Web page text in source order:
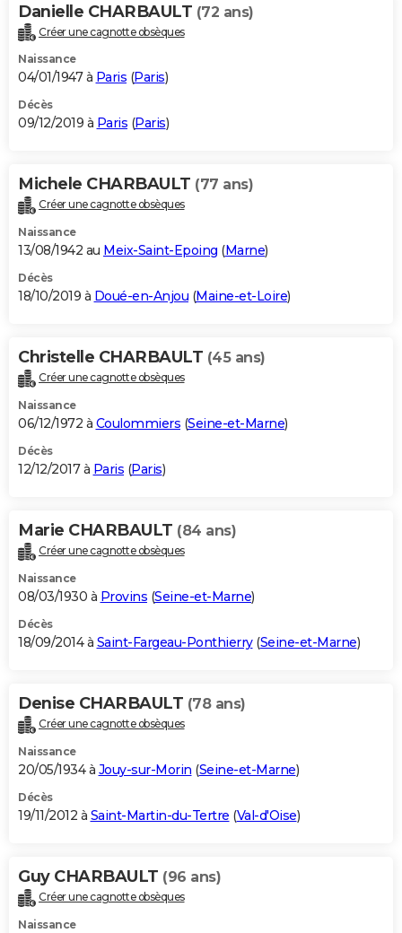
Danielle CHARBAULT (72 ans)
Créer une cagnotte obsèques
Naissance
04/01/1947 à Paris (Paris)
Décès
09/12/2019 à Paris (Paris)
Michele CHARBAULT (77 ans)
Créer une cagnotte obsèques
Naissance
13/08/1942 au Meix-Saint-Epoing (Marne)
Décès
18/10/2019 à Doué-en-Anjou (Maine-et-Loire)
Christelle CHARBAULT (45 ans)
Créer une cagnotte obsèques
Naissance
06/12/1972 à Coulommiers (Seine-et-Marne)
Décès
12/12/2017 à Paris (Paris)
Marie CHARBAULT (84 ans)
Créer une cagnotte obsèques
Naissance
08/03/1930 à Provins (Seine-et-Marne)
Décès
18/09/2014 à Saint-Fargeau-Ponthierry(Seine-et-Marne)
Denise CHARBAULT (78 ans)
Créer une cagnotte obsèques
Naissance
20/05/1934 à Jouy-sur-Morin (Seine-et-Marne)
Décès
19/11/2012 à Saint-Martin-du-Tertre (Val-d'Oise)
Guy CHARBAULT (96 ans)
Créer une cagnotte obsèques
Naissance